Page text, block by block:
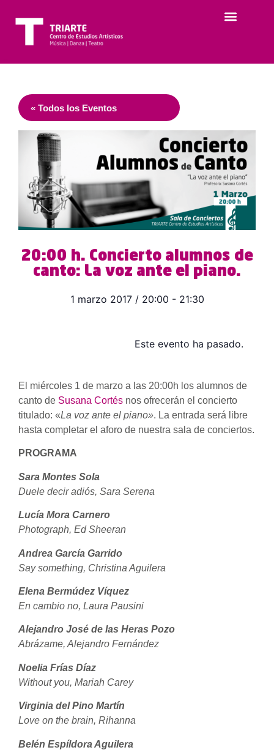
« Todos los Eventos
20:00 h. Concierto alumnos de
canto: La voz ante el piano.
1 marzo 2017 / 20:00 - 21:30
Este evento ha pasado.
El miércoles 1 de marzo a las 20:00h los alumnos de
canto de Susana Cortés nos ofrecerán el concierto
titulado: «La voz ante el piano». La entrada será libre
hasta completar el aforo de nuestra sala de conciertos.
PROGRAMA
Sara Montes Sola
Duele decir adiós, Sara Serena
Lucía Mora Carnero
Photograph, Ed Sheeran
Andrea García Garrido
Say something, Christina Aguilera
Elena Bermúdez Víquez
En cambio no, Laura Pausini
Alejandro José de las Heras Pozo
Abrázame, Alejandro Fernández
Noelia Frías Díaz
Without you, Mariah Carey
Virginia del Pino Martín
Love on the brain, Rihanna
Belén Espíldora Aguilera